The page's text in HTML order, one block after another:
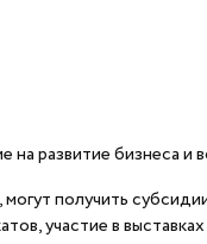
развитие бизнеса и
получить
участие в